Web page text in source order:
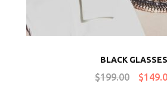
BLACK GLASSES
$199.00 $